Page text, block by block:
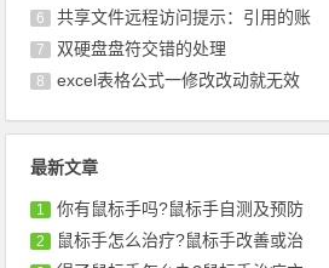
6 共享文件远程访问提示：引用的账
7 双硬盘盘符交错的处理
8 excel表格公式一修改改动就无效
最新文章
1 你有鼠标手吗?鼠标手自测及预防
2 鼠标手怎么治疗?鼠标手改善或治